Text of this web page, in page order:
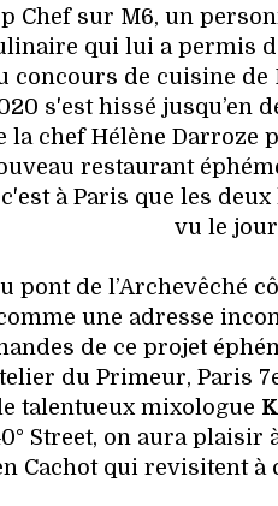
Chef sur M6, un
qui lui a permis
concours de cuisine de
s'est hissé jusqu’en
la chef Hélène Darroze
restaurant
c'est à Paris que les
vu le
pont de l’Archevêché
une adresse
de ce projet
du Primeur, Paris
talentueux mixologue
Street, on aura
Cachot qui revisitent à